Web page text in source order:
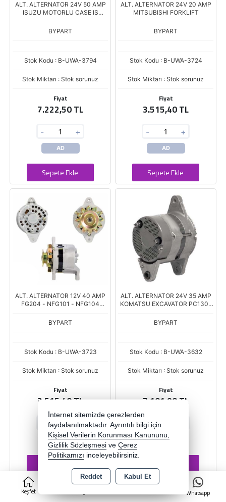
Keşfet
0
Whatsapp
ALT. ALTERNATOR 24V 50 AMP
ISUZU MOTORLU CASE IS
BYPART
Stok Kodu : B-UWA-3794
Stok Miktarı : Stok sorunuz
Fiyat
7.222,50 TL
- +
AD
Sepete Ekle
ALT. ALTERNATOR 24V 20 AMP
MITSUBISHI FORKLIFT
BYPART
Stok Kodu : B-UWA-3724
Stok Miktarı : Stok sorunuz
Fiyat
3.515,40 TL
- +
AD
Sepete Ekle
ALT. ALTERNATOR 12V 40 AMP
FG204 - NFG101 - NFG104
BYPART
Stok Kodu : B-UWA-3723
Stok Miktarı : Stok sorunuz
Fiyat
3.515,40 TL
+
AD
ALT. ALTERNATOR 24V 35 AMP
KOMATSU EXCAVATOR PC130 /
MOTOR WA320 LOADER
BYPART
Stok Kodu : B-UWA-3632
Stok Miktarı : Stok sorunuz
Fiyat
7.101,90 TL
-
AD
İnternet sitemizde çerezlerden
faydalanılmaktadır. Ayrıntılı bilgi için
Kişisel Verilerin Korunması Kanununu,
Gizlilik Sözleşmesi ve Çerez
Politikamızı inceleyebilirsiniz.
Reddet Kabul Et